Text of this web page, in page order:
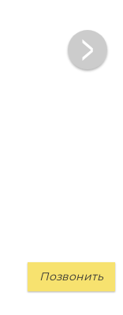
Позвонить